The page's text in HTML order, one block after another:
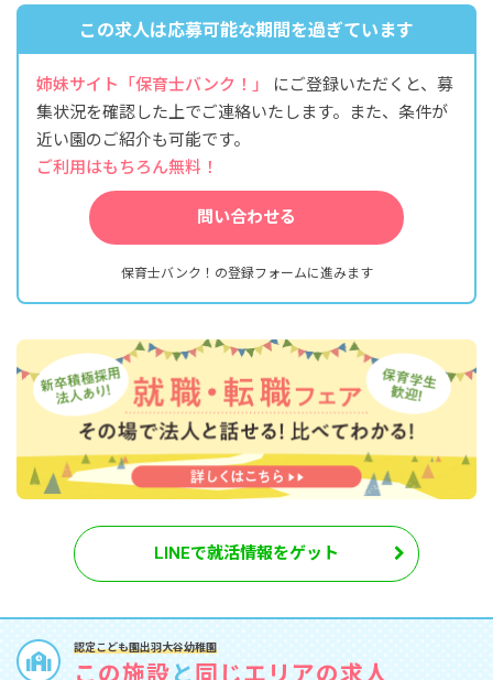
この求人は応募可能な期間を過ぎています
姉妹サイト「保育士バンク！」
にご登録いただくと、募
集状況を確認した上でご連絡いたします。また、条件が
近い園のご紹介も可能です。
ご利用はもちろん無料！
問い合わせる
保育士バンク！の登録フォームに進みます
LINEで就活情報をゲット
認定こども園出羽大谷幼稚園
この施設 と 同じエリアの求人